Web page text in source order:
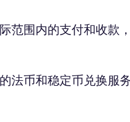
范围内的支付和收款
法币和稳定币兑换服